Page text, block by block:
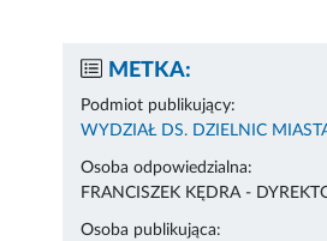
METKA:
Podmiot publikujący:
WYDZIAŁ DS. DZIELNIC
Osoba odpowiedzialna:
FRANCISZEK KĘDRA -
Osoba publikująca: